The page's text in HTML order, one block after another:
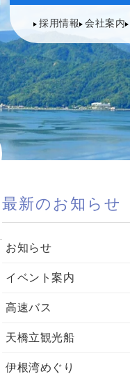
採用情報 会社案内
最新のお知らせ
お知らせ
イベント案内
高速バス
天橋立観光船
伊根湾めぐり